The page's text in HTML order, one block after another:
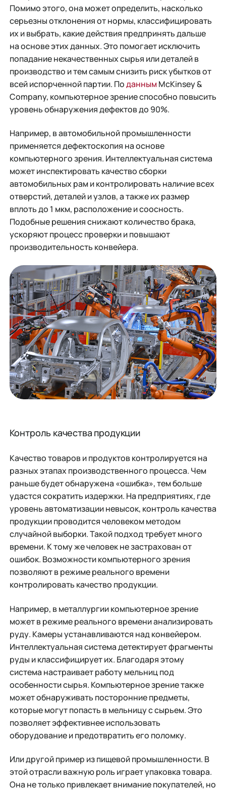
Помимо этого, она может определить, насколько
серьезны отклонения от нормы, классифицировать
их и выбрать, какие действия предпринять дальше
на основе этих данных. Это помогает исключить
попадание некачественных сырья или деталей в
производство и тем самым снизить риск убытков от
всей испорченной партии. ПоданнымMcKinsey &
Company, компьютерное зрение способно повысить
уровень обнаружения дефектов до 90%.
Например, в автомобильной промышленности
применяется дефектоскопия на основе
компьютерного зрения. Интеллектуальная система
может инспектировать качество сборки
автомобильных рам и контролировать наличие всех
отверстий, деталей и узлов, а также их размер
вплоть до 1 мкм, расположение и соосность.
Подобные решения снижают количество брака,
ускоряют процесс проверки и повышают
производительность конвейера.
Контроль качества продукции
Качество товаров и продуктов контролируется на
разных этапах производственного процесса. Чем
раньше будет обнаружена «ошибка», тем больше
удастся сократить издержки. На предприятиях, где
уровень автоматизации невысок, контроль качества
продукции проводится человеком методом
случайной выборки. Такой подход требует много
времени. К тому же человек не застрахован от
ошибок. Возможности компьютерного зрения
позволяют в режиме реального времени
контролировать качество продукции.
Например, в металлургии компьютерное зрение
может в режиме реального времени анализировать
руду. Камеры устанавливаются над конвейером.
Интеллектуальная система детектирует фрагменты
руды и классифицирует их. Благодаря этому
система настраивает работу мельниц под
особенности сырья. Компьютерное зрение также
может обнаруживать посторонние предметы,
которые могут попасть в мельницу с сырьем. Это
позволяет эффективнее использовать
оборудование и предотвратить его поломку.
Или другой пример из пищевой промышленности. В
этой отрасли важную роль играет упаковка товара.
Она не только привлекает внимание покупателей, но